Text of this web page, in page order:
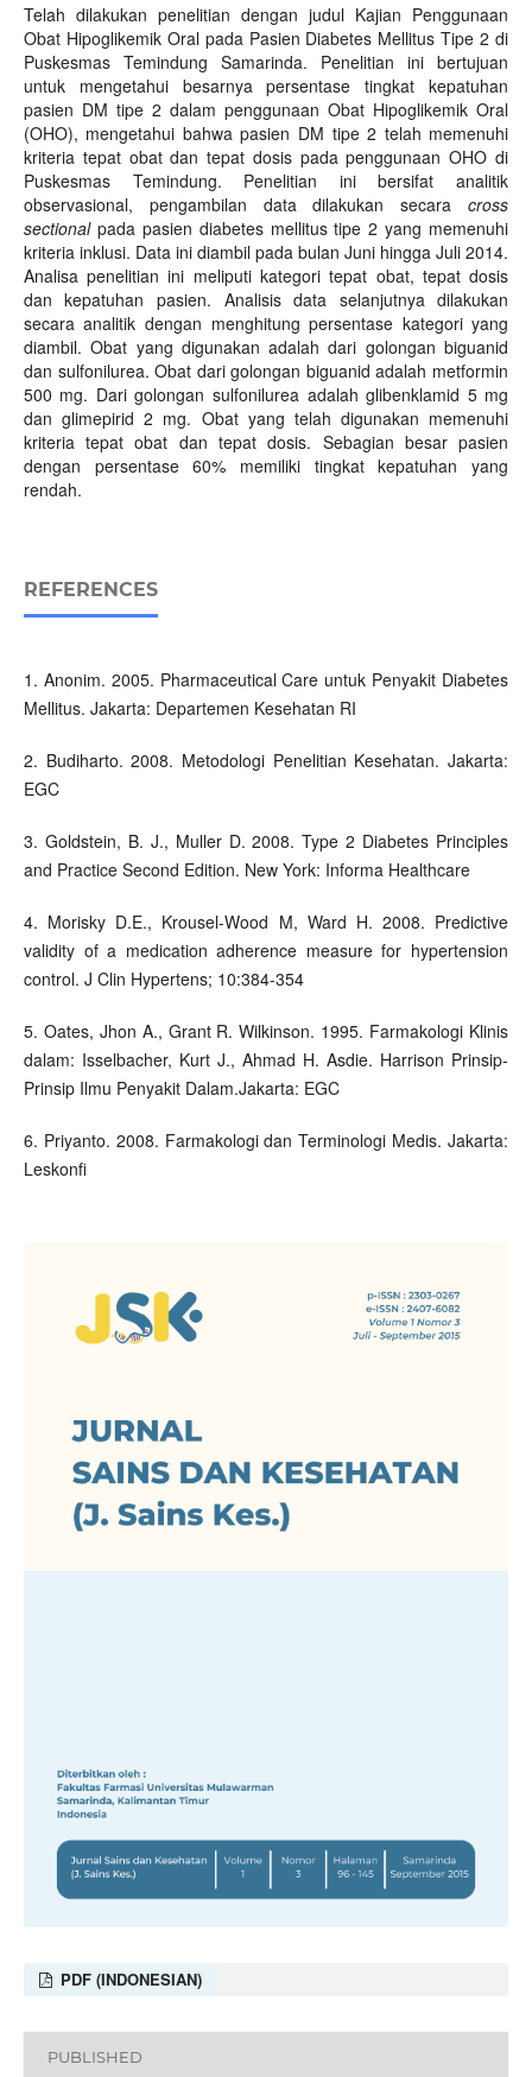
Telah dilakukan penelitian dengan judul Kajian Penggunaan
Obat Hipoglikemik Oral pada Pasien Diabetes Mellitus Tipe 2 di
Puskesmas Temindung Samarinda. Penelitian ini bertujuan
untuk mengetahui besarnya persentase tingkat kepatuhan
pasien DM tipe 2 dalam penggunaan Obat Hipoglikemik Oral
(OHO), mengetahui bahwa pasien DM tipe 2 telah memenuhi
kriteria tepat obat dan tepat dosis pada penggunaan OHO di
Puskesmas Temindung. Penelitian ini bersifat analitik
observasional, pengambilan data dilakukan secaracross
sectionalpada pasien diabetes mellitus tipe 2 yang memenuhi
kriteria inklusi. Data ini diambil pada bulan Juni hingga Juli 2014.
Analisa penelitian ini meliputi kategori tepat obat, tepat dosis
dan kepatuhan pasien. Analisis data selanjutnya dilakukan
secara analitik dengan menghitung persentase kategori yang
diambil. Obat yang digunakan adalah dari golongan biguanid
dan sulfonilurea. Obat dari golongan biguanid adalah metformin
500 mg. Dari golongan sulfonilurea adalah glibenklamid 5 mg
dan glimepirid 2 mg. Obat yang telah digunakan memenuhi
kriteria tepat obat dan tepat dosis. Sebagian besar pasien
dengan persentase 60% memiliki tingkat kepatuhan yang
rendah.
REFERENCES
1. Anonim. 2005. Pharmaceutical Care untuk Penyakit Diabetes
Mellitus. Jakarta: Departemen Kesehatan RI
2. Budiharto. 2008. Metodologi Penelitian Kesehatan. Jakarta:
EGC
3. Goldstein, B. J., Muller D. 2008. Type 2 Diabetes Principles
and Practice Second Edition. New York: Informa Healthcare
4. Morisky D.E., Krousel-Wood M, Ward H. 2008. Predictive
validity of a medication adherence measure for hypertension
control. J Clin Hypertens; 10:384-354
5. Oates, Jhon A., Grant R. Wilkinson. 1995. Farmakologi Klinis
dalam: Isselbacher, Kurt J., Ahmad H. Asdie. Harrison Prinsip-
Prinsip Ilmu Penyakit Dalam.Jakarta: EGC
6. Priyanto. 2008. Farmakologi dan Terminologi Medis. Jakarta:
Leskonfi
PDF (INDONESIAN)
PUBLISHED